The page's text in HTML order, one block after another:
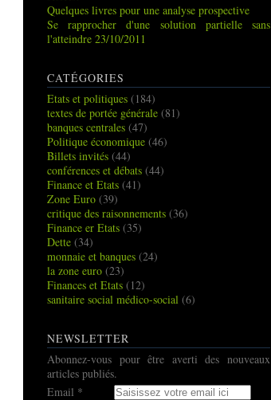
Quelques livres pour une analyse prospective
Se rapprocher d'une solution partielle sans
l'atteindre 23/10/2011
CATÉGORIES
Etats et politiques (184)
textes de portée générale (81)
banques centrales (47)
Politique économique (46)
Billets invités (44)
conférences et débats (44)
Finance et Etats (41)
Zone Euro (39)
critique des raisonnements (36)
Finance er Etats (35)
Dette (34)
monnaie et banques (24)
la zone euro (23)
Finances et Etats (12)
sanitaire social médico-social (6)
NEWSLETTER
Abonnez-vous pour être averti des nouveaux
articles publiés.
Email